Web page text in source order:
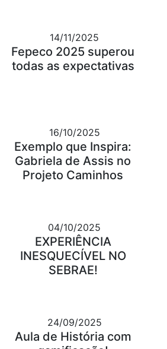
14/11/2025
Fepeco 2025 superou
todas as expectativas
16/10/2025
Exemplo que Inspira:
Gabriela de Assis no
Projeto Caminhos
04/10/2025
EXPERIÊNCIA
INESQUECÍVEL NO
SEBRAE!
24/09/2025
Aula de História com